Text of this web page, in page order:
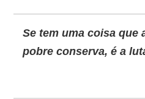
Se tem uma coisa que
pobre conserva, é a